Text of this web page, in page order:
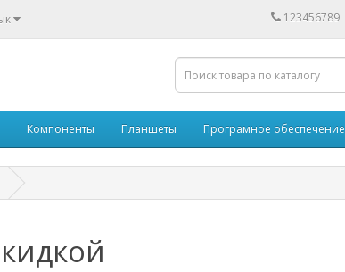
123456789
Компоненты Планшеты Програмное обеспечение